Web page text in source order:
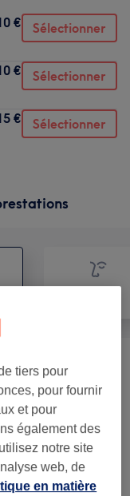
€ Sélectionner
€ Sélectionner
€ Sélectionner
à partir de 40 €
à partir de 40 €
à partir de 130 €
à partir de 50 €
tiers pour
pour fournir
et pour
également des
notre site
web, de
en matière